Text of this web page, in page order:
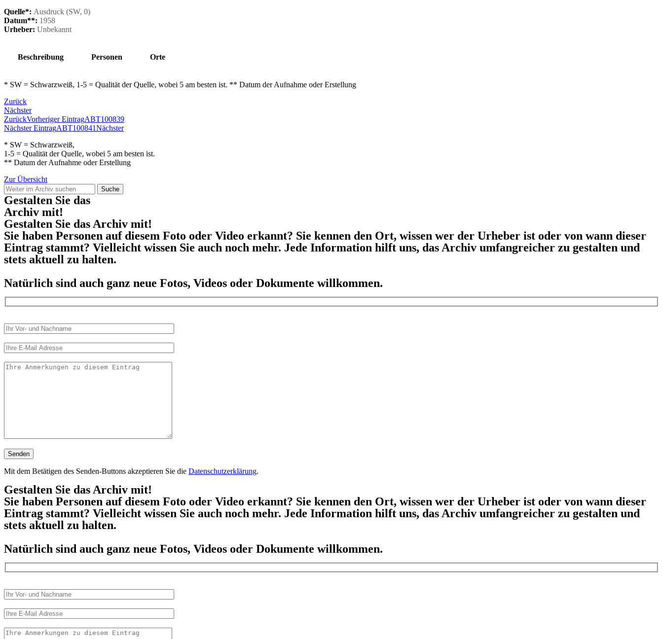
Quelle*: Ausdruck (SW, 0)
Datum**: 1958
Urheber: Unbekannt
Beschreibung Personen Orte
* SW = Schwarzweiß, 1-5 = Qualität der Quelle, wobei 5 am besten ist. ** Datum der Aufnahme oder Erstellung
Zurück
Nächster
ZurückVorheriger EintragABT100839
Nächster EintragABT100841Nächster
* SW = Schwarzweiß,
1-5 = Qualität der Quelle, wobei 5 am besten ist.
** Datum der Aufnahme oder Erstellung
Zur Übersicht
Suche
Gestalten Sie das
Archiv mit!
Gestalten Sie das Archiv mit!
Sie haben Personen auf diesem Foto oder Video erkannt? Sie kennen den Ort, wissen wer der Urheber ist oder von wann dieser
Eintrag stammt? Vielleicht wissen Sie auch noch mehr. Jede Information hilft uns, das Archiv umfangreicher zu gestalten und
stets aktuell zu halten.
Natürlich sind auch ganz neue Fotos, Videos oder Dokumente willkommen.
Mit dem Betätigen des Senden-Buttons akzeptieren Sie die Datenschutzerklärung.
Gestalten Sie das Archiv mit!
Sie haben Personen auf diesem Foto oder Video erkannt? Sie kennen den Ort, wissen wer der Urheber ist oder von wann dieser
Eintrag stammt? Vielleicht wissen Sie auch noch mehr. Jede Information hilft uns, das Archiv umfangreicher zu gestalten und
stets aktuell zu halten.
Natürlich sind auch ganz neue Fotos, Videos oder Dokumente willkommen.